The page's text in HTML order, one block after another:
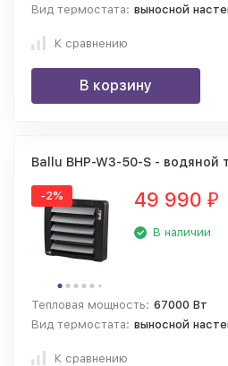
Вид термостата: выносной
К сравнению
В корзину
Ballu BHP-W3-50-S - водяной
-2% 49 990 ₽
В наличии
Тепловая мощность: 67000 Вт
Вид термостата: выносной
К сравнению